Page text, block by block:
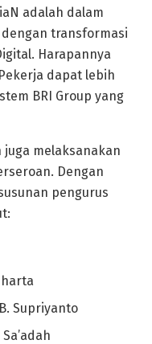
adalah dalam
dengan transformasi
Harapannya
dapat lebih
BRI Group yang
juga melaksanakan
Dengan
pengurus
Supriyanto